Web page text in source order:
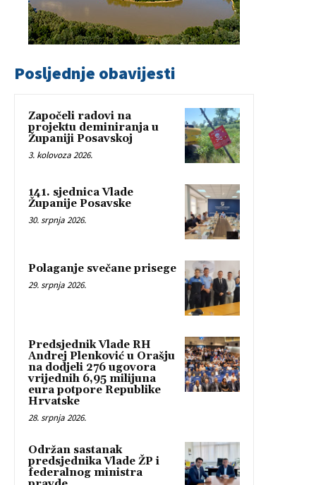
Posljednje obavijesti
Započeli radovi na
projektu deminiranja u
Županiji Posavskoj
3. kolovoza 2026.
141. sjednica Vlade
Županije Posavske
30. srpnja 2026.
Polaganje svečane prisege
29. srpnja 2026.
Predsjednik Vlade RH
Andrej Plenković u Orašju
na dodjeli 276 ugovora
vrijednih 6,95 milijuna
eura potpore Republike
Hrvatske
28. srpnja 2026.
Održan sastanak
predsjednika Vlade ŽP i
federalnog ministra